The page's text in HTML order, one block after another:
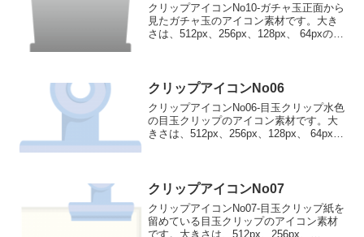
クリップアイコンNo10-ガチャ玉正面から
見たガチャ玉のアイコン素材です。大き
さは、512px、256px、128px、 64pxの4
クリップアイコンNo06
クリップアイコンNo06-目玉クリップ水色
の目玉クリップのアイコン素材です。大
きさは、512px、256px、128px、 64pxの
クリップアイコンNo07
クリップアイコンNo07-目玉クリップ紙を
留めている目玉クリップのアイコン素材
です。大きさは、512px、256px、